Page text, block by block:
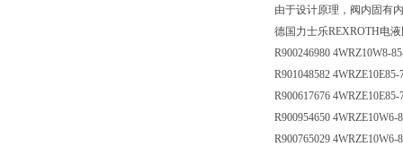
由于设计原理，阀内固有
德国力士乐REXROTH电
R900246980 4WRZ10W8-
R901048582
R900617676
R900954650
R900765029